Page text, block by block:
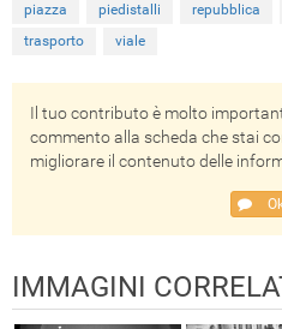
piazza
piedistalli repubblica
trasporto
viale
Il tuo contributo è molto
commento alla scheda che stai
migliorare il contenuto delle
IMMAGINI